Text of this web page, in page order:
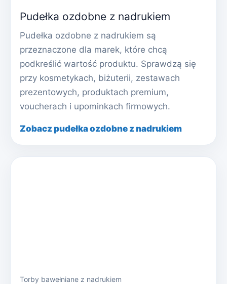
Pudełka ozdobne z nadrukiem
Pudełka ozdobne z nadrukiem są
przeznaczone dla marek, które chcą
podkreślić wartość produktu. Sprawdzą się
przy kosmetykach, biżuterii, zestawach
prezentowych, produktach premium,
voucherach i upominkach firmowych.
Zobacz pudełka ozdobne z nadrukiem
Torby bawełniane z nadrukiem